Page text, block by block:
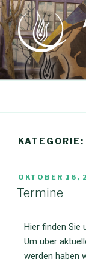
KATEGORIE:
OKTOBER 16,
Termine
Hier finden Sie
Um über
werden haben